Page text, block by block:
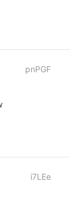
pnPGF
i7LEe